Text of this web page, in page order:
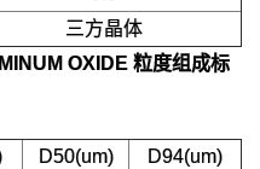
三方晶体
OXIDE 粒度组成标
D50(um)
D94(um)